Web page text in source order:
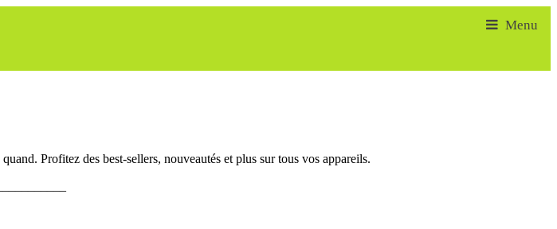
Profitez des best-sellers, nouveautés et plus sur tous vos appareils.